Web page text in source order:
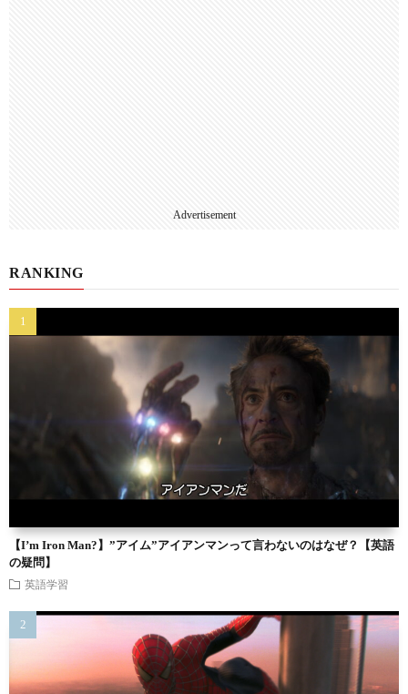
Advertisement
RANKING
【I’m Iron Man?】”アイム”アイアンマンって言わないのはなぜ？【英語
の疑問】
英語学習